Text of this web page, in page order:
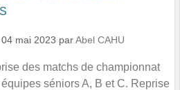
04 mai 2023 parAbel CAHU
des matchs de championnat
séniors A, B et C. Reprise